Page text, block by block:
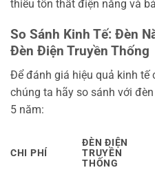
thiểu tổn thất điện năng và
So Sánh Kinh Tế: Đèn
Đèn Điện Truyền Thống
Để đánh giá hiệu quả kinh tế
chúng ta hãy so sánh với
5 năm:
CHI PHÍ
ĐÈN ĐIỆN
TRUYỀN
THỐNG